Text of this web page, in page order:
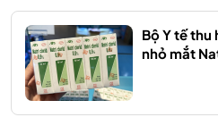
Bộ Y tế
nhỏ mắt